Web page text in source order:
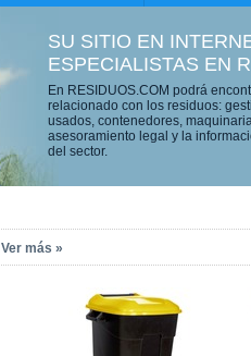
SU SITIO EN
ESPECIALISTAS EN
En RESIDUOS.COM podrá
relacionado con los residuos:
usados, contenedores,
asesoramiento legal y la
del sector.
Ver más »